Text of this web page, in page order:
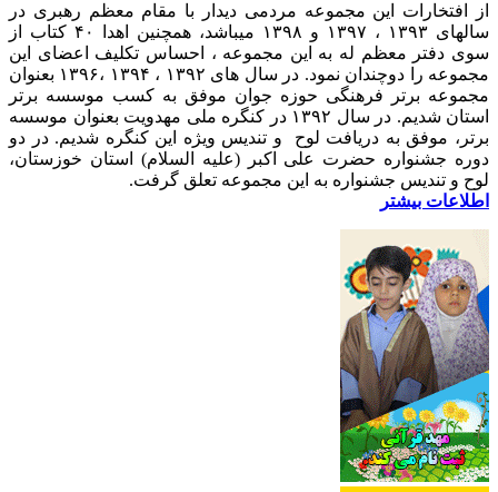
از افتخارات این مجموعه مردمی دیدار با مقام معظم رهبری در
سالهای ۱۳۹۳ ، ۱۳۹۷ و ۱۳۹۸ میباشد، همچنین اهدا ۴۰ کتاب از
سوی دفتر معظم له به این مجموعه ، احساس تکلیف اعضای این
مجموعه را دوچندان نمود. در سال های ۱۳۹۲ ، ۱۳۹۴ ،۱۳۹۶ بعنوان
مجموعه برتر فرهنگی حوزه جوان موفق به کسب موسسه برتر
استان شدیم. در سال ۱۳۹۲ در کنگره ملی مهدویت بعنوان موسسه
برتر، موفق به دریافت لوح و تندیس ویژه این کنگره شدیم. در دو
دوره جشنواره حضرت علی اکبر (علیه السلام) استان خوزستان،
لوح و تندیس جشنواره به این مجموعه تعلق گرفت.
اطلاعات بیشتر